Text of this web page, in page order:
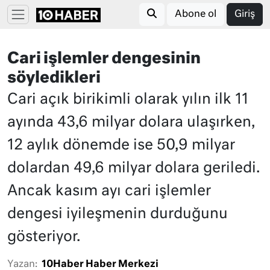
Abone ol Giriş
Cari işlemler dengesinin
söyledikleri
Cari açık birikimli olarak yılın ilk 11
ayında 43,6 milyar dolara ulaşırken,
12 aylık dönemde ise 50,9 milyar
dolardan 49,6 milyar dolara geriledi.
Ancak kasım ayı cari işlemler
dengesi iyileşmenin durduğunu
gösteriyor.
Yazan: 10Haber Haber Merkezi